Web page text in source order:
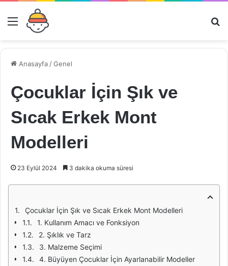
Menü
Anasayfa /Genel
Çocuklar İçin Şık ve
Sıcak Erkek Mont
Modelleri
23 Eylül 2024 3 dakika okuma süresi
Çocuklar İçin Şık ve Sıcak Erkek Mont Modelleri
1. Kullanım Amacı ve Fonksiyon
2. Şıklık ve Tarz
3. Malzeme Seçimi
4. Büyüyen Çocuklar İçin Ayarlanabilir Modeller